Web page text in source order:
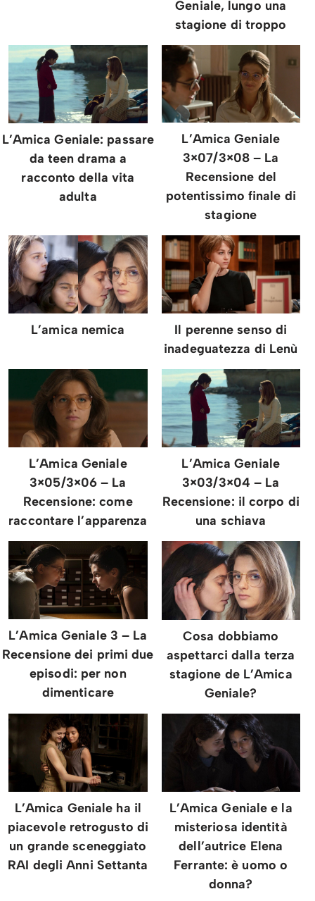
Geniale, lungo una
stagione di troppo
L’Amica Geniale: passare
da teen drama a
racconto della vita
adulta
L’Amica Geniale
3×07/3×08 – La
Recensione del
potentissimo finale di
stagione
L’amica nemica
Il perenne senso di
inadeguatezza di Lenù
L’Amica Geniale
3×05/3×06 – La
Recensione: come
raccontare l’apparenza
L’Amica Geniale
3×03/3×04 – La
Recensione: il corpo di
una schiava
L’Amica Geniale 3 – La
Recensione dei primi due
episodi: per non
dimenticare
Cosa dobbiamo
aspettarci dalla terza
stagione de L’Amica
Geniale?
L’Amica Geniale ha il
piacevole retrogusto di
un grande sceneggiato
RAI degli Anni Settanta
L’Amica Geniale e la
misteriosa identità
dell’autrice Elena
Ferrante: è uomo o
donna?